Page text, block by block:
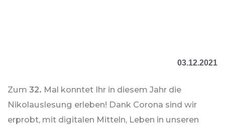
03.12.2021
Zum 32. Mal konntet Ihr in diesem Jahr die
Nikolauslesung erleben! Dank Corona sind wir
erprobt, mit digitalen Mitteln, Leben in unseren